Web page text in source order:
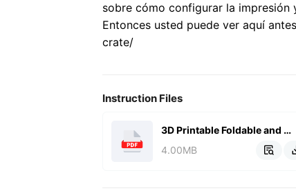
sobre cómo configurar la impresión
Entonces usted puede ver aquí
crate/
Instruction Files
3D Printable Foldable and Stac.pdf
4.00MB
